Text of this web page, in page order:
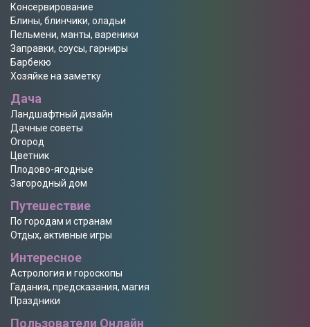
Консервирование
Блины, блинчики, оладьи
Пельмени, манты, вареники
Заправки, соусы, гарниры
Барбекю
Хозяйке на заметку
Дача
Ландшафтный дизайн
Дачные советы
Огород
Цветник
Плодово-ягодные
Загородный дом
Путешествие
По городам и странам
Отдых, активные игры
Интересное
Астрология и гороскопы
Гадания, предсказания, магия
Праздники
Пользователи Онлайн